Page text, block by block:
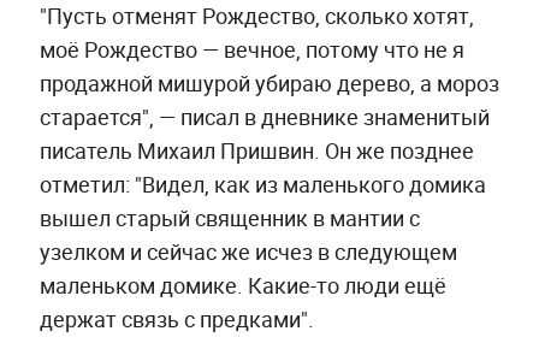
"Пусть отменят Рождество, сколько хотят,
моё Рождество — вечное, потому что не я
продажной мишурой убираю дерево, а мороз
старается", — писал в дневнике знаменитый
писатель Михаил Пришвин. Он же позднее
отметил: "Видел, как из маленького домика
вышел старый священник в мантии с
узелком и сейчас же исчез в следующем
маленьком домике. Какие-то люди ещё
держат связь с предками".